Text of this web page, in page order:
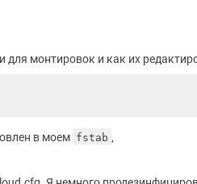
для монтировок и как их
в моем fstab ,